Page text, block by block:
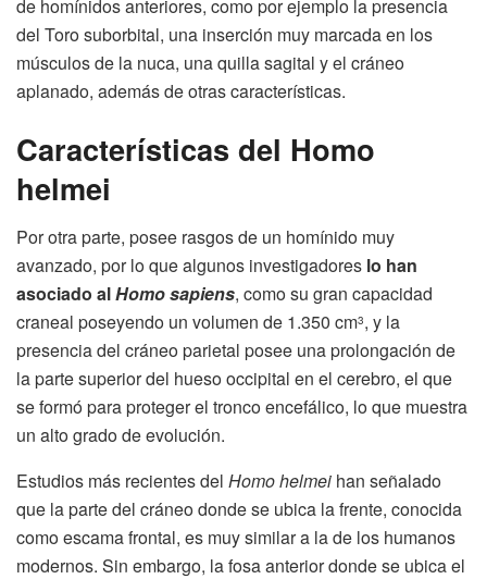
de homínidos anteriores, como por ejemplo la presencia
del Toro suborbital, una inserción muy marcada en los
músculos de la nuca, una quilla sagital y el cráneo
aplanado, además de otras características.
Características del Homo
helmei
Por otra parte, posee rasgos de un homínido muy
avanzado, por lo que algunos investigadores lo han
asociado alHomo sapiens, como su gran capacidad
craneal poseyendo un volumen de 1.350 cm3, y la
presencia del cráneo parietal posee una prolongación de
la parte superior del hueso occipital en el cerebro, el que
se formó para proteger el tronco encefálico, lo que muestra
un alto grado de evolución.
Estudios más recientes del Homo helmei han señalado
que la parte del cráneo donde se ubica la frente, conocida
como escama frontal, es muy similar a la de los humanos
modernos. Sin embargo, la fosa anterior donde se ubica el